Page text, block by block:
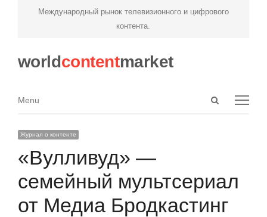
Международный рынок телевизионного и цифрового
контента.
worldcontentmarket
Open
Menu
Menu
Журнал о контенте
«Вулливуд» —
семейный мультсериал
от Медиа Бродкастинг